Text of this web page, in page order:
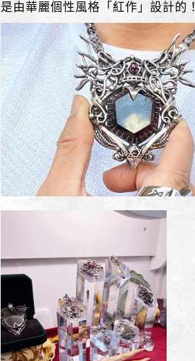
是由華麗個性風格「紅作」設計的！